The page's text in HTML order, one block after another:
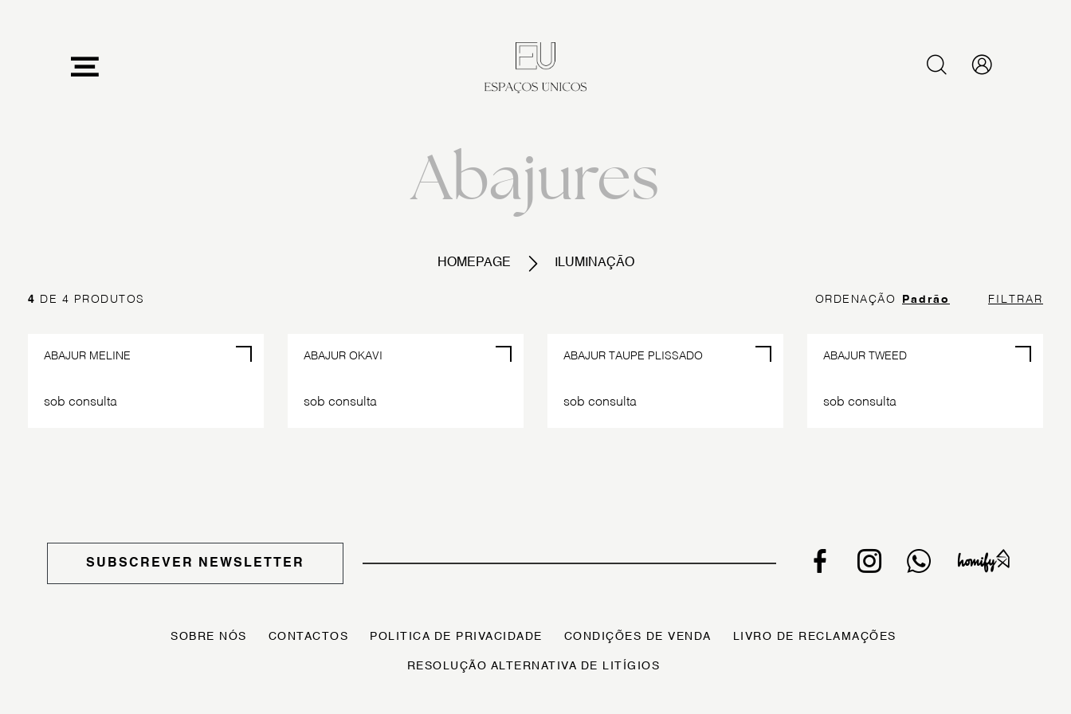
Abajures
HOMEPAGE ILUMINAÇÃO
4 DE 4 PRODUTOS ORDENAÇÃO Padrão FILTRAR
ABAJUR MELINE
sob consulta
ABAJUR OKAVI
sob consulta
ABAJUR TAUPE PLISSADO
sob consulta
ABAJUR TWEED
sob consulta
SUBSCREVER NEWSLETTER
SOBRE NÓS CONTACTOS POLITICA DE PRIVACIDADE CONDIÇÕES DE VENDA LIVRO DE RECLAMAÇÕES
RESOLUÇÃO ALTERNATIVA DE LITÍGIOS